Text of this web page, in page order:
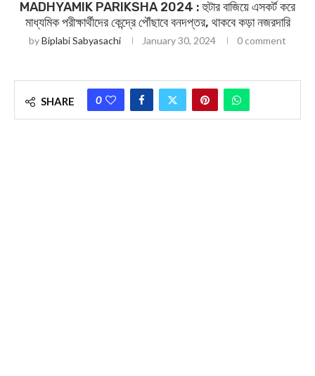
MADHYAMIK PARIKSHA 2024 : হুটার বাজিয়ে এসকর্ট করে
মাধ্যমিক পরীক্ষার্থীদের কেন্দ্রে পৌঁছাবে বনদপ্তর, থাকবে কড়া নজরদারি
byBiplabi Sabyasachi January 30, 2024 0 comment
SHARE 0